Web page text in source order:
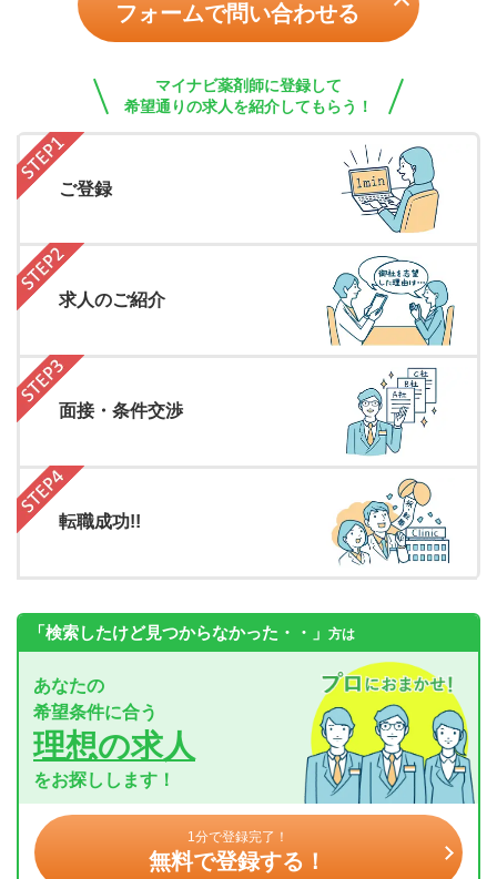
フォームで問い合わせる
マイナビ薬剤師に登録して
希望通りの求人を紹介してもらう！
ご登録
求人のご紹介
面接・条件交渉
転職成功!!
「検索したけど見つからなかった・・」 方は
あなたの
希望条件に合う
理想の求人
をお探しします！
1分で登録完了！
無料で登録する！